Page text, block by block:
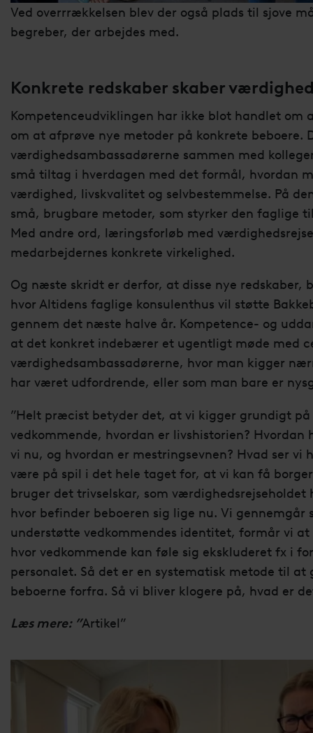
Ved overrrækkelsen blev der også plads til sjove
begreber, der arbejdes med.
Konkrete redskaber skaber
Kompetenceudviklingen har ikke blot handlet om
om at afprøve nye metoder på konkrete beboere.
værdighedsambassadørerne sammen med
små tiltag i hverdagen med det formål, hvordan
værdighed, livskvalitet og selvbestemmelse. På
små, brugbare metoder, som styrker den faglige
Med andre ord, læringsforløb med
medarbejdernes konkrete virkelighed.
Og næste skridt er derfor, at disse nye redskaber,
hvor Altidens faglige konsulenthus vil støtte
gennem det næste halve år. Kompetence- og
at det konkret indebærer et ugentligt møde med
værdighedsambassadørerne, hvor man kigger
har været udfordrende, eller som man bare er
”Helt præcist betyder det, at vi kigger grundigt på
vedkommende, hvordan er livshistorien?
vi nu, og hvordan er mestringsevnen? Hvad ser vi
være på spil i det hele taget for, at vi kan få
bruger det trivselskar, som
hvor befinder beboeren sig lige nu. Vi
understøtte vedkommendes identitet, formår vi
hvor vedkommende kan føle sig ekskluderet fx i
personalet. Så det er en systematisk metode til
beboerne forfra. Så vi bliver klogere på, hvad er
Læs mere: ”Artikel”